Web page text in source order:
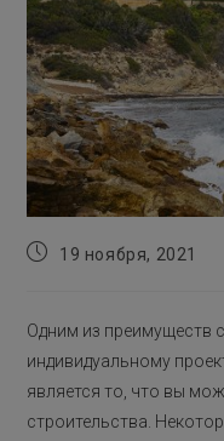
Запись19 ноября, 2021
Одним из преимуществ
индивидуальному
является то, что вы
строительства.